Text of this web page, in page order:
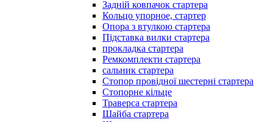
Задній ковпачок стартера
Кольцо упорное, стартер
Опора з втулкою стартера
Підставка вилки стартера
прокладка стартера
Ремкомплекти стартера
сальник стартера
Стопор провідної шестерні стартера
Стопорне кільце
Траверса стартера
Шайба стартера